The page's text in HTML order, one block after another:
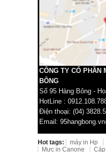
CÔNG TY CỔ PHẦN
BÔNG
Số 95 Hàng Bông -
HotLine :
Điện thoại: (04)
Email:
Hot tags: máy in Hp
Mực in Canone